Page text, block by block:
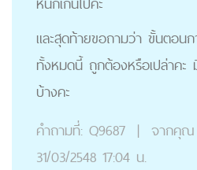
และสุดท้ายขอถามว่า ขั้นตอน
ทั้งหมดนี้ ถูกต้องหรือเปล่าคะ
บ้างคะ
คำถามที่: Q9687 | จากคุณ
31/03/2548 17:04 น.